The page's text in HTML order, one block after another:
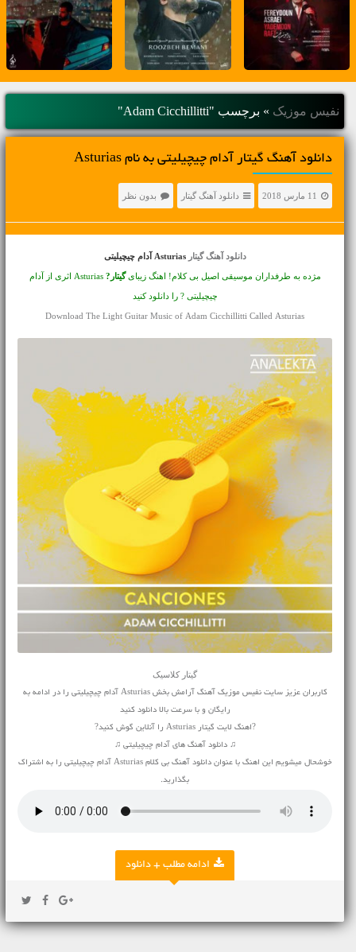
نفیس موزیک » برچسب "Adam Cicchillitti"
دانلود آهنگ گیتار آدام چیچیلیتی به نام Asturias
11 مارس 2018 دانلود آهنگ گیتار بدون نظر
دانلود آهنگ گیتار Asturias آدام چیچیلیتی
مژده به طرفداران موسیقی اصیل بی کلام! اهنگ زیبایگیتار? Asturias اثری از آدام
چیچیلیتی ? را دانلود کنید
Download The Light Guitar Music of Adam Cicchillitti Called Asturias
گیتار کلاسیک
کاربران عزیز سایت نفیس موزیک آهنگ آرامش بخش Asturias آدام چیچیلیتی را در ادامه به
رایگان و با سرعت بالا دانلود کنید
?اهنگ لایت گیتار Asturias را آنلاین گوش کنید?
♫ دانلود آهنگ های آدام چیچیلیتی ♫
خوشحال میشویم این اهنگ با عنوان دانلود آهنگ بی کلام Asturias آدام چیچیلیتی را به اشتراک
بگذارید.
ادامه مطلب + دانلود